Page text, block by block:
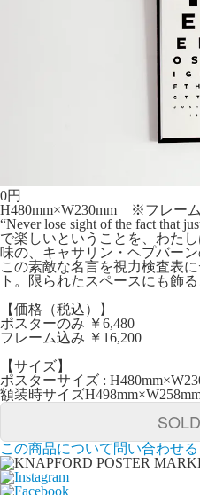
0円
H480mm×W230mm ※フレーム
“Never lose sight of the fact that
で楽しいということを、わた
味の、キャサリン・ヘプバーン
この素敵な名言を視力検査表
ト。限られたスペースにも飾
【価格（税込）】
ポスターのみ ￥6,480
フレーム込み ￥16,200
【サイズ】
ポスターサイズ :
額装時サイズ
この商品について問い合わせる